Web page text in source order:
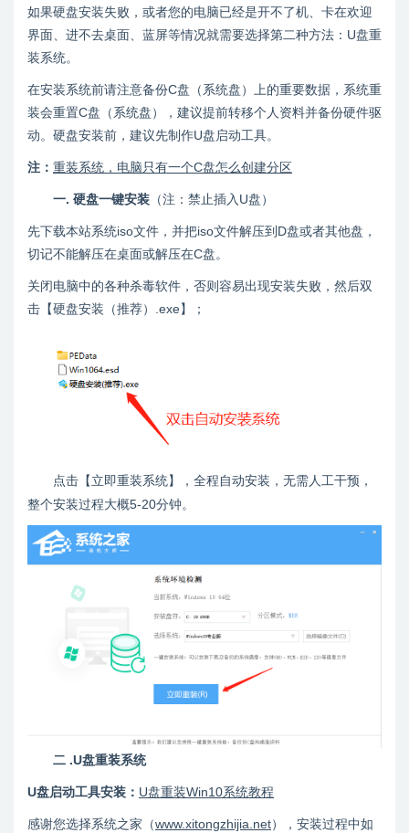
如果硬盘安装失败，或者您的电脑已经是开不了机、卡在欢迎
界面、进不去桌面、蓝屏等情况就需要选择第二种方法：U盘重
装系统。
在安装系统前请注意备份C盘（系统盘）上的重要数据，系统重
装会重置C盘（系统盘），建议提前转移个人资料并备份硬件驱
动。硬盘安装前，建议先制作U盘启动工具。
注： 重装系统，电脑只有一个C盘怎么创建分区
一. 硬盘一键安装 （注：禁止插入U盘）
先下载本站系统iso文件，并把iso文件解压到D盘或者其他盘，
切记不能解压在桌面或解压在C盘。
关闭电脑中的各种杀毒软件，否则容易出现安装失败，然后双
击【硬盘安装（推荐）.exe】；
点击【立即重装系统】，全程自动安装，无需人工干预，
整个安装过程大概5-20分钟。
二 .U盘重装系统
U盘启动工具安装： U盘重装Win10系统教程
感谢您选择系统之家（www.xitongzhijia.net），安装过程中如